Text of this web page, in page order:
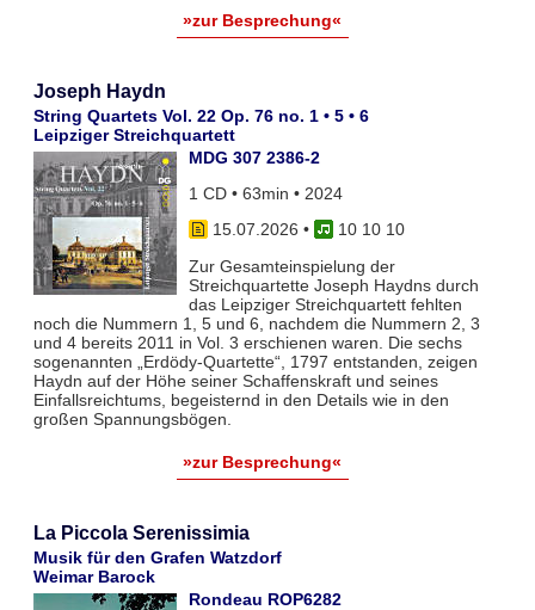
»zur Besprechung«
Joseph Haydn
String Quartets Vol. 22 Op. 76 no. 1 • 5 • 6
Leipziger Streichquartett
MDG 307 2386-2
1 CD • 63min • 2024
15.07.2026 •
10 10 10
Zur Gesamteinspielung der
Streichquartette Joseph Haydns durch
das Leipziger Streichquartett fehlten
noch die Nummern 1, 5 und 6, nachdem die Nummern 2, 3
und 4 bereits 2011 in Vol. 3 erschienen waren. Die sechs
sogenannten „Erdödy-Quartette“, 1797 entstanden, zeigen
Haydn auf der Höhe seiner Schaffenskraft und seines
Einfallsreichtums, begeisternd in den Details wie in den
großen Spannungsbögen.
»zur Besprechung«
La Piccola Serenissimia
Musik für den Grafen Watzdorf
Weimar Barock
Rondeau ROP6282